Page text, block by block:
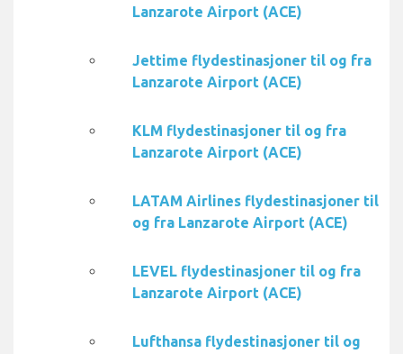
Lanzarote Airport (ACE)
Jettime flydestinasjoner til og fra
Lanzarote Airport (ACE)
KLM flydestinasjoner til og fra
Lanzarote Airport (ACE)
LATAM Airlines flydestinasjoner til
og fra Lanzarote Airport (ACE)
LEVEL flydestinasjoner til og fra
Lanzarote Airport (ACE)
Lufthansa flydestinasjoner til og